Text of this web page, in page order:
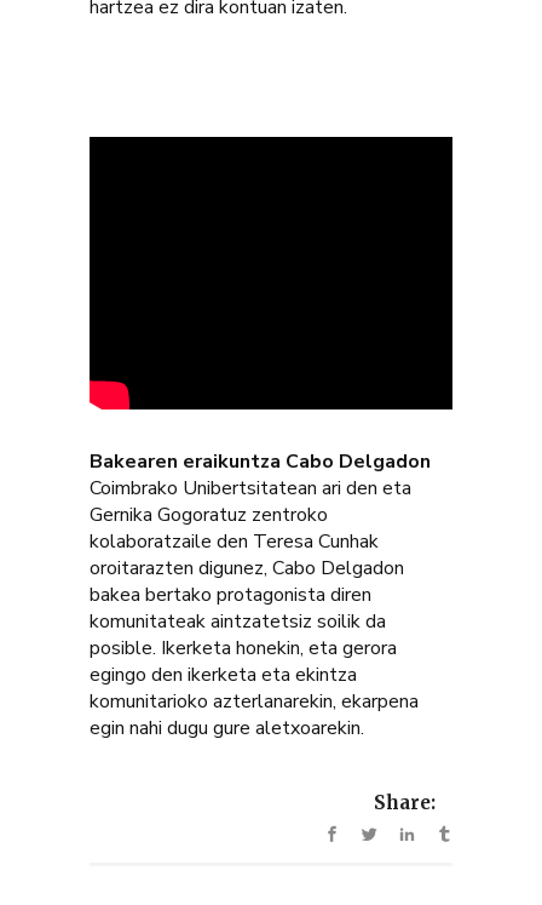
hartzea ez dira kontuan izaten.
Bakearen eraikuntza Cabo Delgadon
Coimbrako Unibertsitatean ari den eta
Gernika Gogoratuz zentroko
kolaboratzaile den Teresa Cunhak
oroitarazten digunez, Cabo Delgadon
bakea bertako protagonista diren
komunitateak aintzatetsiz soilik da
posible. Ikerketa honekin, eta gerora
egingo den ikerketa eta ekintza
komunitarioko azterlanarekin, ekarpena
egin nahi dugu gure aletxoarekin.
Share: